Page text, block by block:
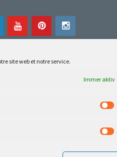
site web et notre service.
Immer aktiv
Errungenschaften sind auf